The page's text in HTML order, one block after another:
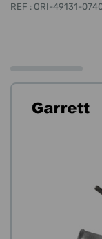
REF : ORI-49131-